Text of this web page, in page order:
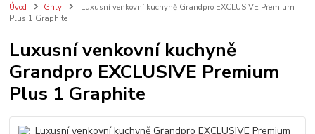
Úvod Grily
Luxusní venkovní kuchyně Grandpro EXCLUSIVE Premium
Plus 1 Graphite
Luxusní venkovní kuchyně
Grandpro EXCLUSIVE Premium
Plus 1 Graphite